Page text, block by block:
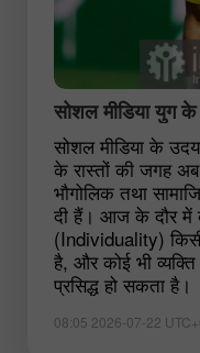
सोशल मीडिया युग
सोशल मीडिया के
के रास्तों की जगह
भौगोलिक तथा
दी हैं। आज के दौर में
(Individuality)
है, और कोई भी
प्रसिद्ध हो सकता है।
08:05 2026-07-22